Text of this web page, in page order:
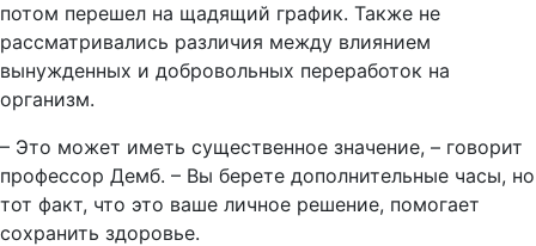
потом перешел на щадящий график. Также не
рассматривались различия между влиянием
вынужденных и добровольных переработок на
организм.
– Это может иметь существенное значение, – говорит
профессор Демб. – Вы берете дополнительные часы, но
тот факт, что это ваше личное решение, помогает
сохранить здоровье.